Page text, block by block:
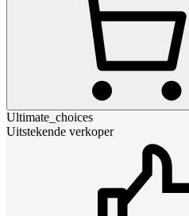
Ultimate_choices
Uitstekende verkoper